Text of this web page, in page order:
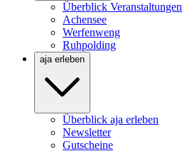
Überblick Veranstaltungen
Achensee
Werfenweng
Ruhpolding
aja erleben
Überblick aja erleben
Newsletter
Gutscheine